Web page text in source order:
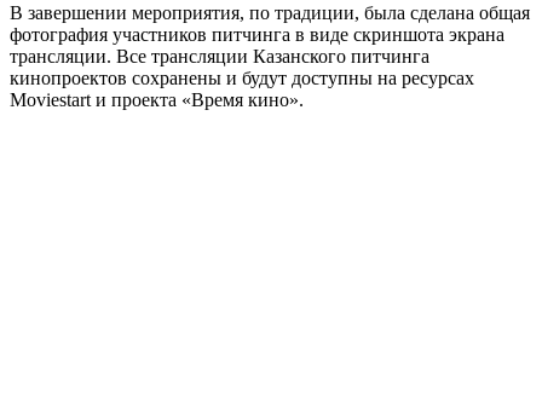
В завершении мероприятия, по традиции, была сделана общая
фотография участников питчинга в виде скриншота экрана
трансляции. Все трансляции Казанского питчинга
кинопроектов сохранены и будут доступны на ресурсах
Moviestart и проекта «Время кино».